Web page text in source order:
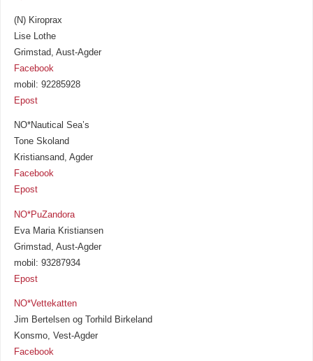
(N) Kiroprax
Lise Lothe
Grimstad, Aust-Agder
Facebook
mobil: 92285928
Epost
NO*Nautical Sea’s
Tone Skoland
Kristiansand, Agder
Facebook
Epost
NO*PuZandora
Eva Maria Kristiansen
Grimstad, Aust-Agder
mobil: 93287934
Epost
NO*Vettekatten
Jim Bertelsen og Torhild Birkeland
Konsmo, Vest-Agder
Facebook